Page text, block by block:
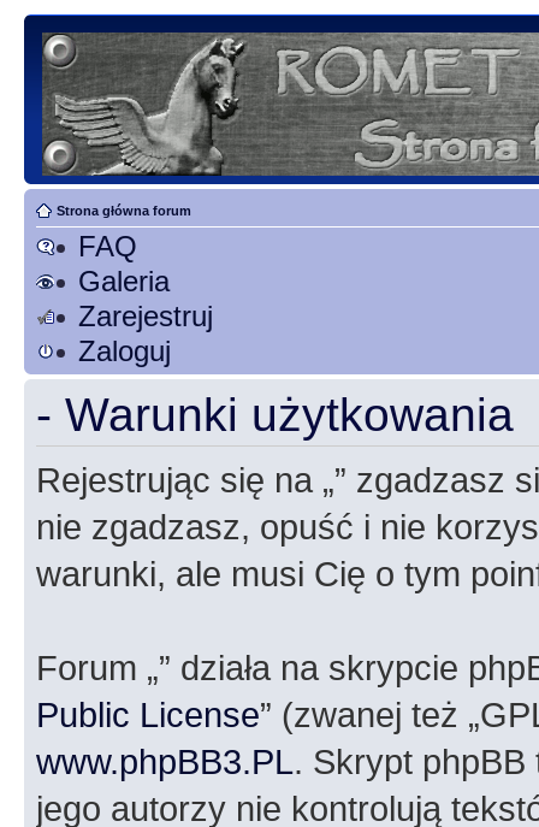
Strona główna forum
FAQ
Galeria
Zarejestruj
Zaloguj
- Warunki użytkowania
Rejestrując się na „” zgadzasz
nie zgadzasz, opuść i nie
warunki, ale musi Cię o tym
Forum „” działa na skrypcie
Public License” (zwanej też
www.phpBB3.PL. Skrypt phpBB
jego autorzy nie kontrolują